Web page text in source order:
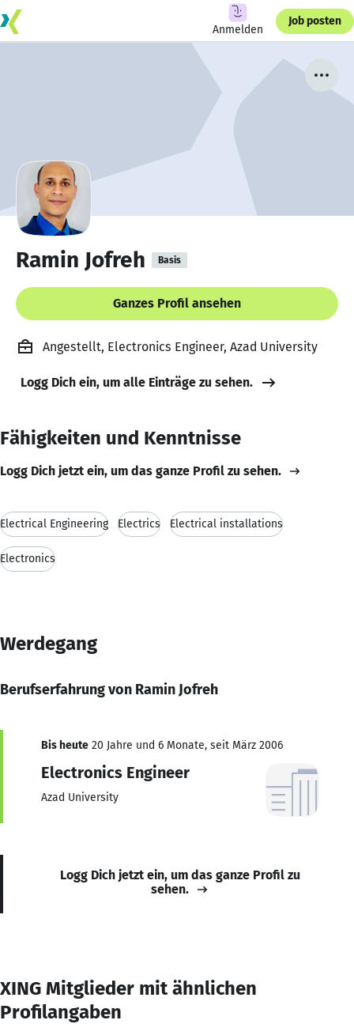
Anmelden
Job posten
Ramin Jofreh Basis
Ganzes Profil ansehen
Angestellt, Electronics Engineer, Azad University
Logg Dich ein, um alle Einträge zu sehen.
Fähigkeiten und Kenntnisse
Logg Dich jetzt ein, um das ganze Profil zu sehen.
Electrical Engineering Electrics Electrical installations
Electronics
Werdegang
Berufserfahrung von Ramin Jofreh
Bis heute 20 Jahre und 6 Monate, seit März 2006
Electronics Engineer
Azad University
Logg Dich jetzt ein, um das ganze Profil zu
sehen.
XING Mitglieder mit ähnlichen
Profilangaben